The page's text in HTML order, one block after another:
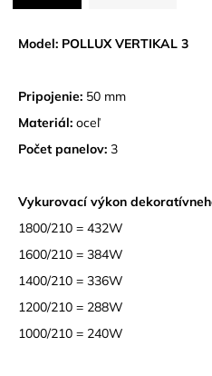
Model: POLLUX VERTIKAL 3
Pripojenie: 50 mm
Materiál: oceľ
Počet panelov: 3
Vykurovací výkon
1800/210 = 432W
1600/210 = 384W
1400/210 = 336W
1200/210 = 288W
1000/210 = 240W